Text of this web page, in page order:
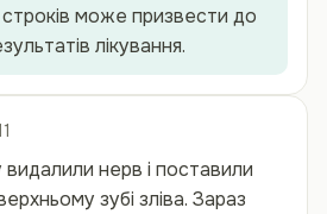
строків може призвести до
лікування.
видалили нерв і поставили
зубі зліва. Зараз